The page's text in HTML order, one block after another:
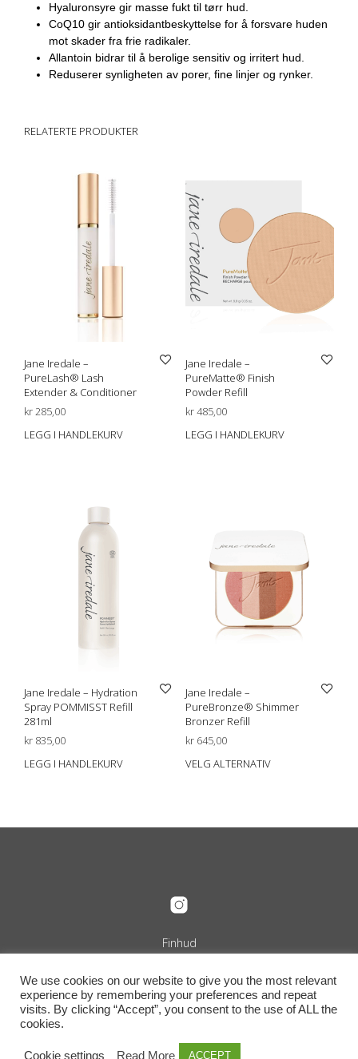
Hyaluronsyre gir masse fukt til tørr hud.
CoQ10 gir antioksidantbeskyttelse for å forsvare huden
mot skader fra frie radikaler.
Allantoin bidrar til å berolige sensitiv og irritert hud.
Reduserer synligheten av porer, fine linjer og rynker.
RELATERTE PRODUKTER
Jane Iredale –
PureLash® Lash
Extender & Conditioner
kr285,00
LEGG I HANDLEKURV
Jane Iredale –
PureMatte® Finish
Powder Refill
kr485,00
LEGG I HANDLEKURV
Jane Iredale – Hydration
Spray POMMISST Refill
281ml
kr 835,00
LEGG I HANDLEKURV
Jane Iredale –
PureBronze® Shimmer
Bronzer Refill
kr645,00
VELG ALTERNATIV
Finhud
Org.nr. 989 240 889
+47 916 29 322
info@finhud.no
Niels Juels Gate 25, 0257 Oslo
We use cookies on our website to give you the most relevant
experience by remembering your preferences and repeat
visits. By clicking “Accept”, you consent to the use of ALL the
cookies.
Cookie settings Read More ACCEPT